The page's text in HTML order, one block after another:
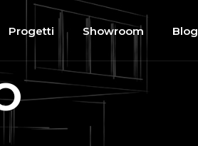
Progetti Showroom Blog